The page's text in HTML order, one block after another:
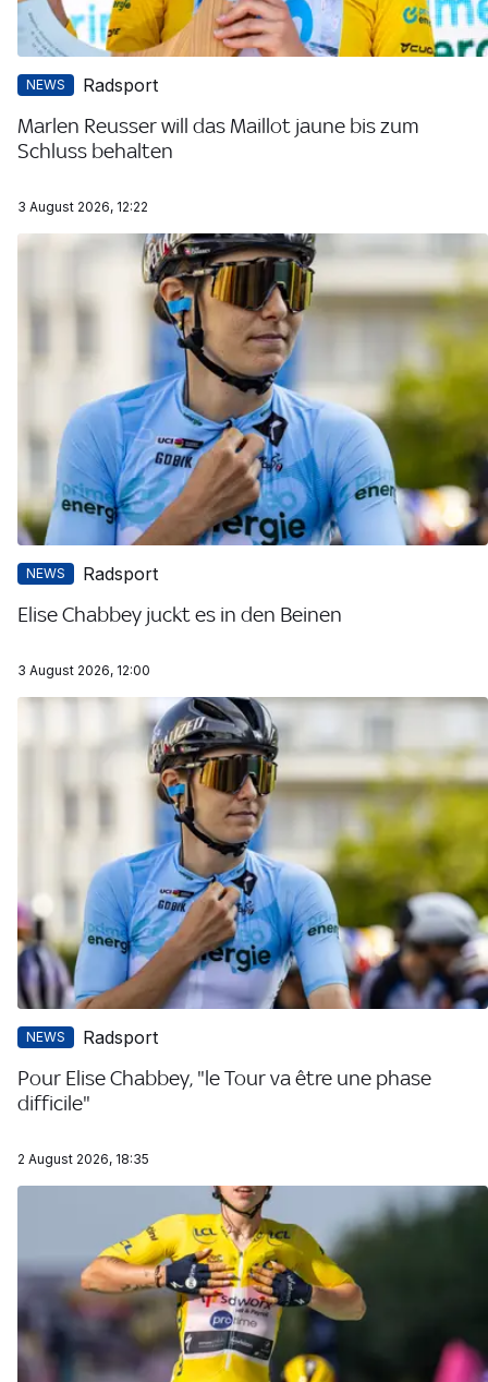
NEWS Radsport
Marlen Reusser will das Maillot jaune bis zum
Schluss behalten
3 August 2026, 12:22
NEWS Radsport
Elise Chabbey juckt es in den Beinen
3 August 2026, 12:00
NEWS Radsport
Pour Elise Chabbey, "le Tour va être une phase
difficile"
2 August 2026, 18:35